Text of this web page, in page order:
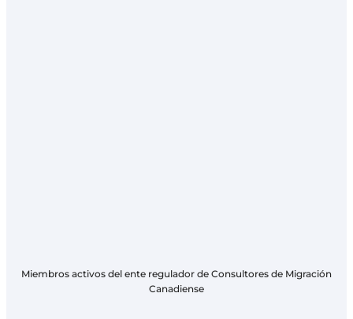
Miembros activos del ente regulador de Consultores de Migración
Canadiense